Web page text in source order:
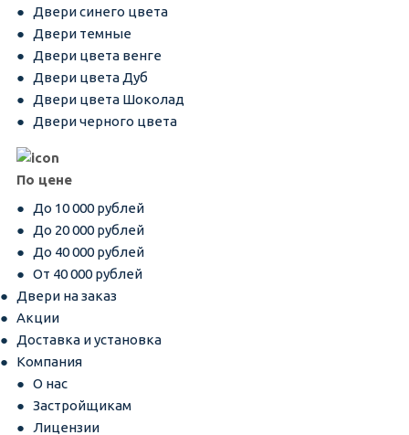
Двери синего цвета
Двери темные
Двери цвета венге
Двери цвета Дуб
Двери цвета Шоколад
Двери черного цвета
По цене
До 10 000 рублей
До 20 000 рублей
До 40 000 рублей
От 40 000 рублей
Двери на заказ
Акции
Доставка и установка
Компания
О нас
Застройщикам
Лицензии